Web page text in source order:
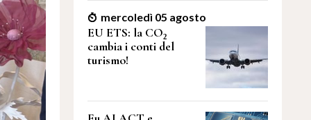
mercoledì 05 agosto
EU ETS: la CO₂
cambia i conti del
turismo!